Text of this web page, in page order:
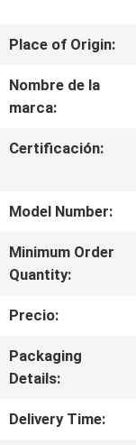
NOSOTROS
VIAJE
DE
FÁBRICA
CONTROL
DE
CALIDAD
ÉNTRENOS
Rights
Place of Origin:
Nombre de la
marca:
Certificación:
Model Number:
Minimum Order
Quantity:
Precio:
Packaging
Details:
Delivery Time: